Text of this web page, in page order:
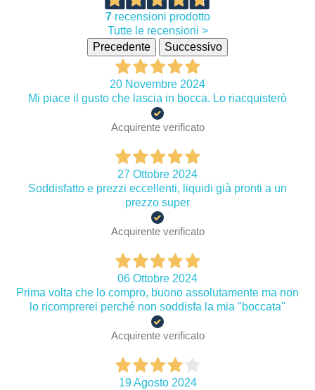
7recensioni prodotto
Tutte le recensioni >
Precedente
Successivo
20 Novembre 2024
Mi piace il gusto che lascia in bocca. Lo riacquisterò
Acquirente verificato
27 Ottobre 2024
Soddisfatto e prezzi eccellenti, liquidi già pronti a un
prezzo super
Acquirente verificato
06 Ottobre 2024
Prima volta che lo compro, buono assolutamente ma non
lo ricomprerei perché non soddisfa la mia "boccata"
Acquirente verificato
19 Agosto 2024